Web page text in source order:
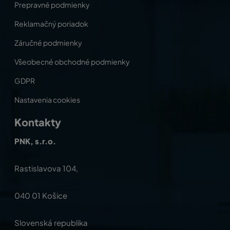
Prepravné podmienky
Reklamačný poriadok
Záručné podmienky
Všeobecné obchodné podmienky
GDPR
Nastavenia cookies
Kontakty
PNK, s.r.o.
Rastislavova 104,
040 01 Košice
Slovenská republika